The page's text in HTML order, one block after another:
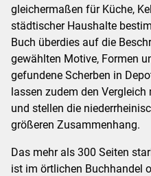
gleichermaßen für Küche,
städtischer Haushalte
Buch überdies auf die
gewählten Motive, Formen
gefundene Scherben in
lassen zudem den
und stellen die
größeren Zusammenhang.
Das mehr als 300 Seiten
ist im örtlichen Buchhandel